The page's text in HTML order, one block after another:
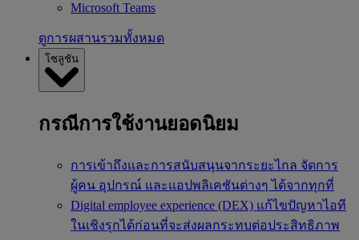
Microsoft Teams
ดูการผสานรวมทั้งหมด
โซลูชัน
กรณีการใช้งานยอดนิยม
การเข้าถึงและการสนับสนุนจากระยะไกล จัดการ
ผู้คน อุปกรณ์ และแอปพลิเคชันต่างๆ ได้จากทุกที่
Digital employee experience (DEX) แก้ไขปัญหาไอที
ในเชิงรุกได้ก่อนที่จะส่งผลกระทบต่อประสิทธิภาพ